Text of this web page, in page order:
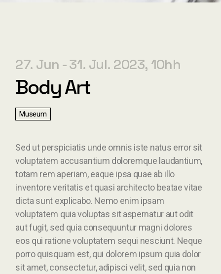
27. Jun 31. Jul. 2023 10h
Body Art
Museum
Sed ut perspiciatis unde omnis iste natus error sit
voluptatem accusantium doloremque laudantium,
totam rem aperiam, eaque ipsa quae ab illo
inventore veritatis et quasi architecto beatae vitae
dicta sunt explicabo. Nemo enim ipsam
voluptatem quia voluptas sit aspernatur aut odit
aut fugit, sed quia consequuntur magni dolores
eos qui ratione voluptatem sequi nesciunt. Neque
porro quisquam est, qui dolorem ipsum quia dolor
sit amet, consectetur, adipisci velit, sed quia non